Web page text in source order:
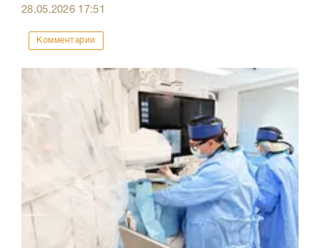
28.05.2026 17:51
Комментарии